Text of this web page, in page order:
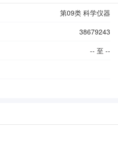
第09类 科学仪器
38679243
-- 至 --